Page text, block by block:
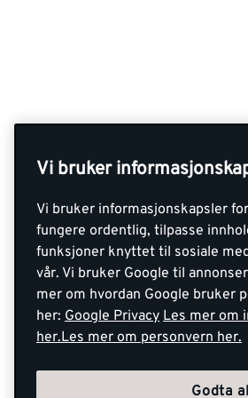
Vi bruker
Vi bruker informasjonskapsler
fungere ordentlig, tilpasse
funksjoner knyttet til sosiale
vår. Vi bruker Google til
mer om hvordan Google bruker
her: Google Privacy Les mer om
her.Les mer om personvern her.
Godta